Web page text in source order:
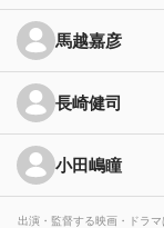
馬越嘉彦
長崎健司
小田嶋瞳
出演・監督する映画・ドラマ